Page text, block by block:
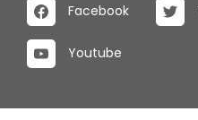
Facebook
Youtube